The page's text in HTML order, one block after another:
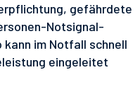
gefährdete
Notsignal-
kann im Notfall schnell
eingeleitet